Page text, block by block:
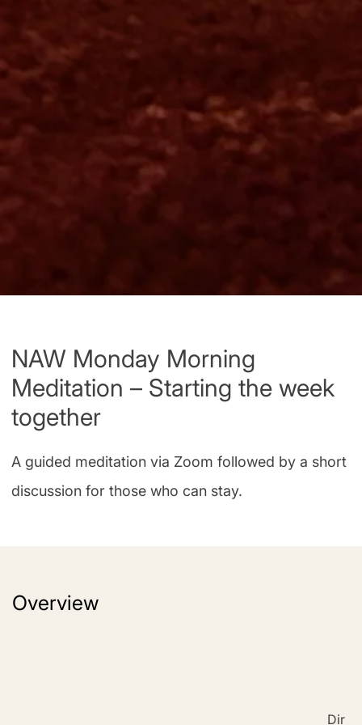
NAW Monday Morning
Meditation – Starting the week
together
A guided meditation via Zoom followed by a short
discussion for those who can stay.
Overview
Dir